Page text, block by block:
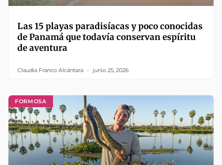
Las 15 playas paradisíacas y poco conocidas
de Panamá que todavía conservan espíritu
de aventura
Claudia Franco Alcántara junio 25, 2026
FORMOSA